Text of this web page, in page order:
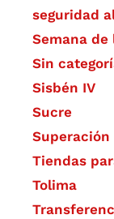
seguridad
Semana
Sin
Sisbén IV
Sucre
Superación
Tiendas
Tolima